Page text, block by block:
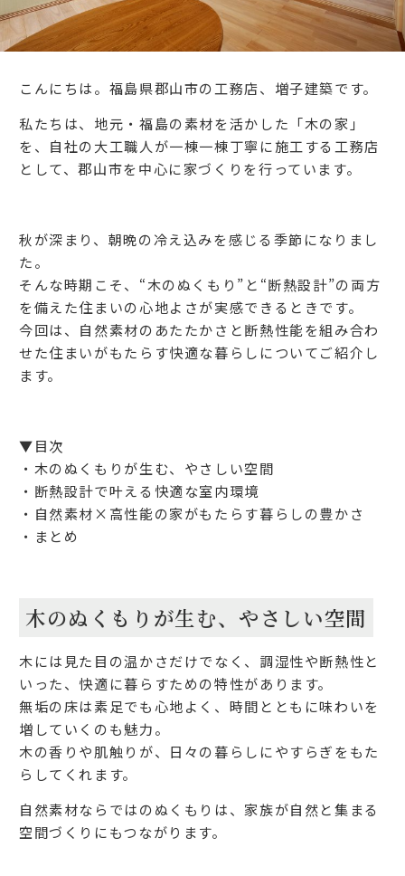
こんにちは。福島県郡山市の工務店、増子建築です。
私たちは、地元・福島の素材を活かした「木の家」
を、自社の大工職人が一棟一棟丁寧に施工する工務店
として、郡山市を中心に家づくりを行っています。
秋が深まり、朝晩の冷え込みを感じる季節になりまし
た。
そんな時期こそ、“木のぬくもり”と“断熱設計”の両方
を備えた住まいの心地よさが実感できるときです。
今回は、自然素材のあたたかさと断熱性能を組み合わ
せた住まいがもたらす快適な暮らしについてご紹介し
ます。
▼目次
・木のぬくもりが生む、やさしい空間
・断熱設計で叶える快適な室内環境
・自然素材×高性能の家がもたらす暮らしの豊かさ
・まとめ
木のぬくもりが生む、やさしい空間
木には見た目の温かさだけでなく、調湿性や断熱性と
いった、快適に暮らすための特性があります。
無垢の床は素足でも心地よく、時間とともに味わいを
増していくのも魅力。
木の香りや肌触りが、日々の暮らしにやすらぎをもた
らしてくれます。
自然素材ならではのぬくもりは、家族が自然と集まる
空間づくりにもつながります。